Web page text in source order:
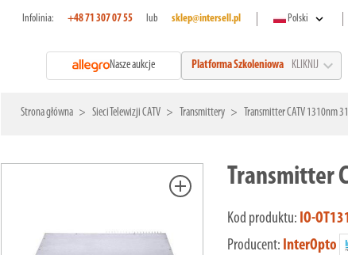
Infolinia: +48 71 307 07 55 lub sklep@intersell.pl Polski expand_more
Nasze aukcje Platforma Szkoleniowa KLIKNIJ expand_more
Strona główna Sieci Telewizji CATV Transmittery Transmitter CATV 1310nm
add Transmitter
Kod produktu: IO-
Producent: InterOpto